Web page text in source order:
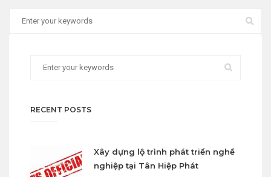
RECENT POSTS
Xây dựng lộ trình phát triển nghề
nghiệp tại Tân Hiệp Phát